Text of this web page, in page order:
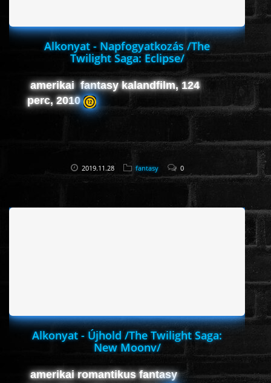
ANIMÁCIÓS
KALAND
FANTASY
KATASZTRÓFA
CSALÁDI
Alkonyat - Napfogyatkozás /The
Twilight Saga: Eclipse/
amerikai fantasy kalandfilm, 124
perc, 2010
2019.11.28 fantasy 0
Alkonyat - Újhold /The Twilight Saga:
New Moonv/
amerikai romantikus fantasy